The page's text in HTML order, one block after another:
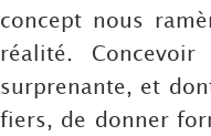
concept nous
réalité.
surprenante, et
fiers, de donner